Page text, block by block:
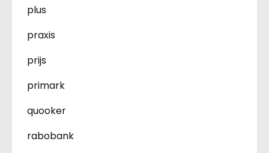
plus
praxis
prijs
primark
quooker
rabobank